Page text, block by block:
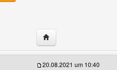
Website dieses
20.08.2021 um 10:40